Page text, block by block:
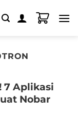
7 Aplikasi
Nobar